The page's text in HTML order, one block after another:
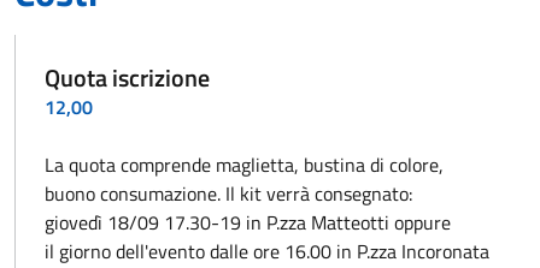
Quota iscrizione
12,00
La quota comprende maglietta, bustina di colore,
buono consumazione. Il kit verrà consegnato:
giovedì 18/09 17.30-19 in P.zza Matteotti oppure
il giorno dell'evento dalle ore 16.00 in P.zza Incoronata